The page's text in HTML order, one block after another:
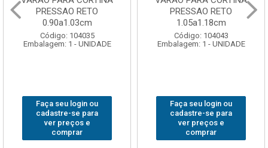
PRESSAO RETO
0.90a1.03cm
Código: 104035
Embalagem: 1 - UNIDADE
Faça seu login ou
cadastre-se para
ver preços e
comprar
PRESSAO RETO
1.05a1.18cm
Código: 104043
Embalagem: 1 - UNIDADE
Faça seu login ou
cadastre-se para
ver preços e
comprar